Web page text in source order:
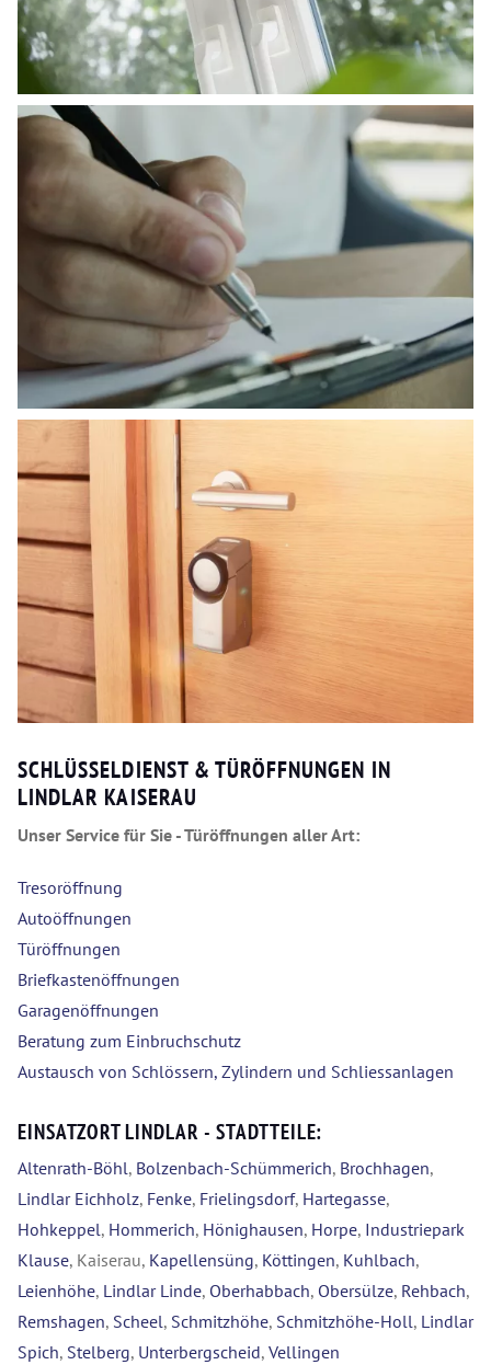
SCHLÜSSELDIENST & TÜRÖFFNUNGEN IN
LINDLAR KAISERAU
Unser Service für Sie - Türöffnungen aller Art:
Tresoröffnung
Autoöffnungen
Türöffnungen
Briefkastenöffnungen
Garagenöffnungen
Beratung zum Einbruchschutz
Austausch von Schlössern, Zylindern und Schliessanlagen
EINSATZORT LINDLAR - STADTTEILE:
Altenrath-Böhl, Bolzenbach-Schümmerich, Brochhagen,
Lindlar Eichholz, Fenke, Frielingsdorf, Hartegasse,
Hohkeppel, Hommerich, Hönighausen, Horpe, Industriepark
Klause, Kaiserau, Kapellensüng, Köttingen, Kuhlbach,
Leienhöhe, Lindlar Linde, Oberhabbach, Obersülze, Rehbach,
Remshagen, Scheel, Schmitzhöhe, Schmitzhöhe-Holl, Lindlar
Spich, Stelberg, Unterbergscheid, Vellingen